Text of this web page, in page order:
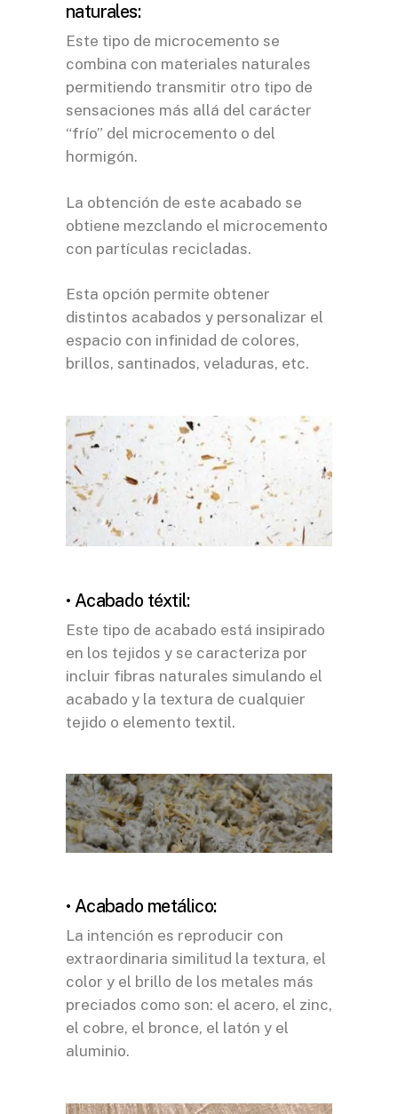
naturales:
Este tipo de microcemento se
combina con materiales naturales
permitiendo transmitir otro tipo de
sensaciones más allá del carácter
“frío” del microcemento o del
hormigón.
La obtención de este acabado se
obtiene mezclando el microcemento
con partículas recicladas.
Esta opción permite obtener
distintos acabados y personalizar el
espacio con infinidad de colores,
brillos, santinados, veladuras, etc.
• Acabado téxtil:
Este tipo de acabado está insipirado
en los tejidos y se caracteriza por
incluir fibras naturales simulando el
acabado y la textura de cualquier
tejido o elemento textil.
• Acabado metálico:
La intención es reproducir con
extraordinaria similitud la textura, el
color y el brillo de los metales más
preciados como son: el acero, el zinc,
el cobre, el bronce, el latón y el
aluminio.